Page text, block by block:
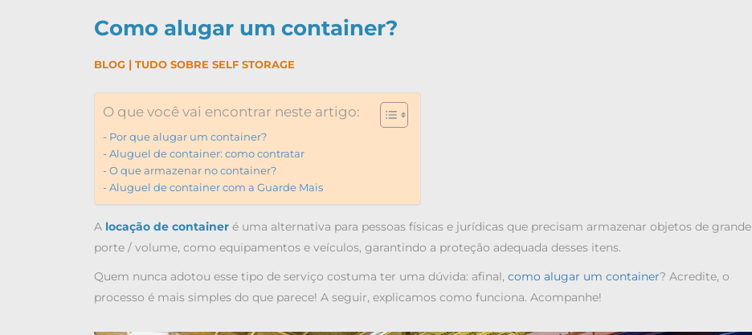
Como alugar um container?
BLOG | TUDO SOBRE SELF STORAGE
O que você vai encontrar neste artigo:
Por que alugar um container?
Aluguel de container: como contratar
O que armazenar no container?
Aluguel de container com a Guarde Mais
A locação de container é uma alternativa para pessoas físicas e jurídicas que precisam armazenar objetos de grande
porte / volume, como equipamentos e veículos, garantindo a proteção adequada desses itens.
Quem nunca adotou esse tipo de serviço costuma ter uma dúvida: afinal, como alugar um container? Acredite, o
processo é mais simples do que parece! A seguir, explicamos como funciona. Acompanhe!